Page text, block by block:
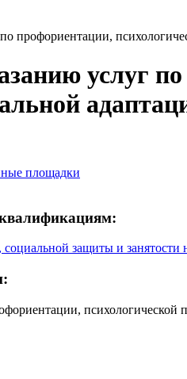
профориентации,
услуг
площадки
защиты и занятости